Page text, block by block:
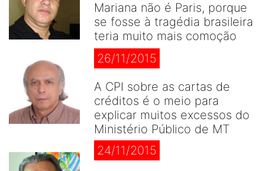
Mariana não é Paris, porque
se fosse à tragédia brasileira
teria muito mais comoção
26/11/2015
A CPI sobre as cartas de
créditos é o meio para
explicar muitos excessos do
Ministério Público de MT
24/11/2015